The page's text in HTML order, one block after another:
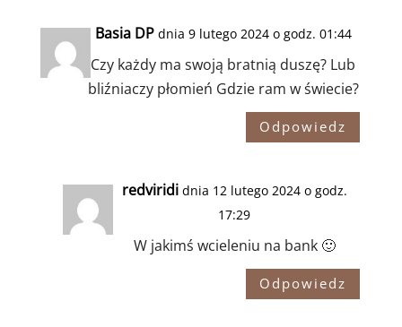
Basia DP dnia 9 lutego 2024 o godz. 01:44
Czy każdy ma swoją bratnią duszę? Lub
bliźniaczy płomień Gdzie ram w świecie?
Odpowiedz
redviridi dnia 12 lutego 2024 o godz.
17:29
W jakimś wcieleniu na bank 🙂
Odpowiedz